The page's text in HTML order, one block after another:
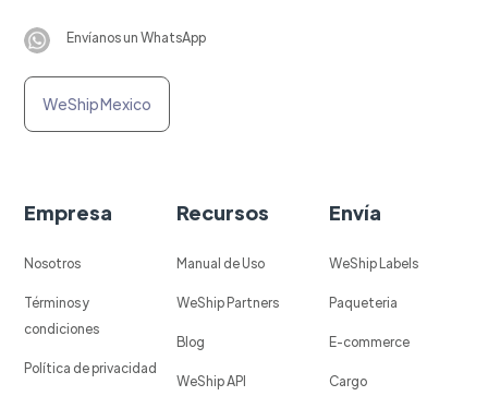
Envíanos un WhatsApp
WeShip Mexico
Empresa
Nosotros
Términos y
condiciones
Política de privacidad
Recursos
Manual de Uso
WeShip Partners
Blog
WeShip API
Envía
WeShip Labels
Paqueteria
E-commerce
Cargo